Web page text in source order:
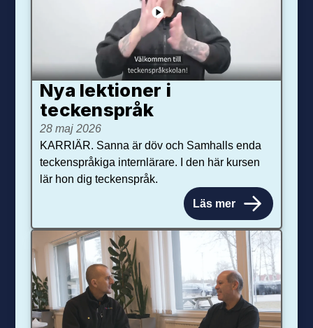
Nya lektioner i
teckenspråk
28 maj 2026
KARRIÄR. Sanna är döv och Samhalls enda
teckenspråkiga internlärare. I den här kursen
lär hon dig teckenspråk.
Läs mer